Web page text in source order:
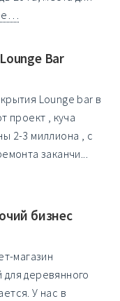
Bar
Lounge bar в
проект , куча
2-3 миллиона , с
заканчи...
бизнес
магазин
деревянного
У нас в